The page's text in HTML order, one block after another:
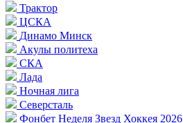
Трактор
ЦСКА
Динамо Минск
Акулы политеха
СКА
Лада
Ночная лига
Северсталь
Фонбет Неделя Звезд Хоккея 2026